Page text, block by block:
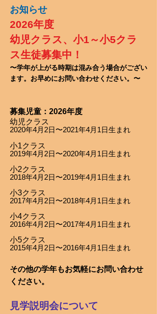
お知らせ
2026年度
幼児クラス、小1～小5クラ
ス生徒募集中！
〜学年が上がる時期は混み合う場合がござい
ます。 お早めにお問い合わせください。〜
募集児童：2026年度
幼児クラス
2020年4月2日〜2021年4月1日生まれ
小1クラス
2019年4月2日〜2020年4月1日生まれ
小2クラス
2018年4月2日〜2019年4月1日生まれ
小3クラス
2017年4月2日〜2018年4月1日生まれ
小4クラス
2016年4月2日〜2017年4月1日生まれ
小5クラス
2015年4月2日〜2016年4月1日生まれ
その他の学年もお気軽にお問い合わせ
ください。​
見学説明会について